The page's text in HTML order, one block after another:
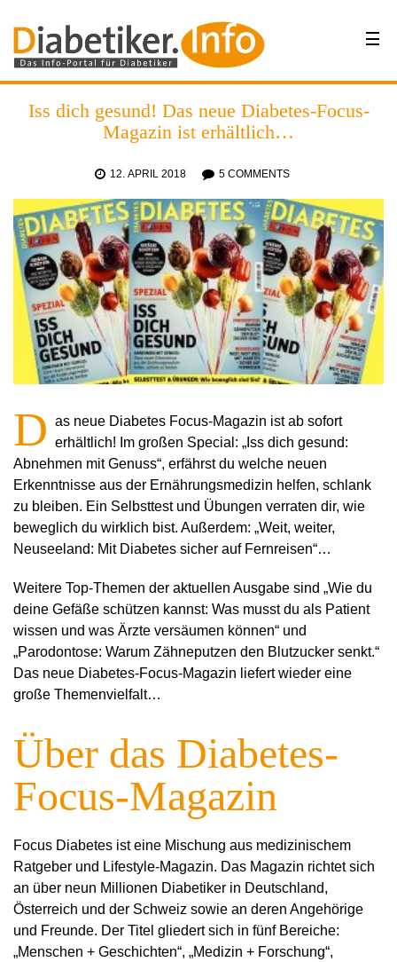
Iss dich gesund! Das neue Diabetes-Focus-
Magazin ist erhältlich…
12. APRIL 2018 5 COMMENTS
D as neue Diabetes Focus-Magazin ist ab sofort
erhältlich! Im großen Special: „Iss dich gesund:
Abnehmen mit Genuss“, erfährst du welche neuen
Erkenntnisse aus der Ernährungsmedizin helfen, schlank
zu bleiben. Ein Selbsttest und Übungen verraten dir, wie
beweglich du wirklich bist. Außerdem: „Weit, weiter,
Neuseeland: Mit Diabetes sicher auf Fernreisen“…
Weitere Top-Themen der aktuellen Ausgabe sind „Wie du
deine Gefäße schützen kannst: Was musst du als Patient
wissen und was Ärzte versäumen können“ und
„Parodontose: Warum Zähneputzen den Blutzucker senkt.“
Das neue Diabetes-Focus-Magazin liefert wieder eine
große Themenvielfalt…
Über das Diabetes-
Focus-Magazin
Focus Diabetes ist eine Mischung aus medizinischem
Ratgeber und Lifestyle-Magazin. Das Magazin richtet sich
an über neun Millionen Diabetiker in Deutschland,
Österreich und der Schweiz sowie an deren Angehörige
und Freunde. Der Titel gliedert sich in fünf Bereiche:
„Menschen + Geschichten“, „Medizin + Forschung“,